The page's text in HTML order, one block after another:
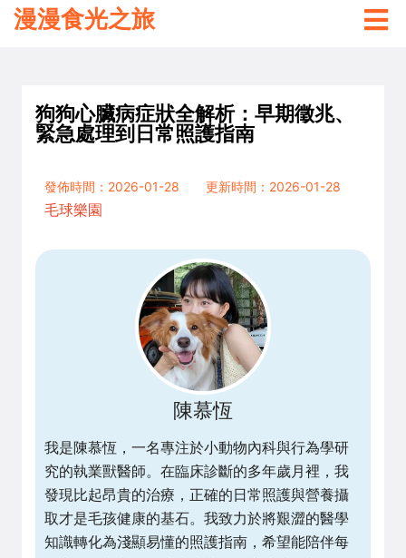
漫漫食光之旅
狗狗心臟病症狀全解析：早期徵兆、
緊急處理到日常照護指南
發佈時間：2026-01-28
更新時間：2026-01-28
毛球樂園
陳慕恆
我是陳慕恆，一名專注於小動物內科與行為學研
究的執業獸醫師。在臨床診斷的多年歲月裡，我
發現比起昂貴的治療，正確的日常照護與營養攝
取才是毛孩健康的基石。我致力於將艱澀的醫學
知識轉化為淺顯易懂的照護指南，希望能陪伴每